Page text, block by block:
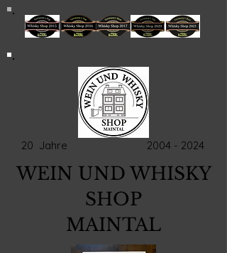
20 Jahre 2004 - 2024
WEIN UND WHISKY
SHOP
MAINTAL